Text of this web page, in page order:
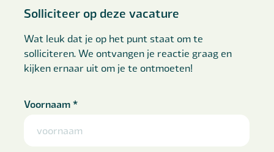
Solliciteer op deze vacature
Wat leuk dat je op het punt staat om te
solliciteren. We ontvangen je reactie graag en
kijken ernaar uit om je te ontmoeten!
Voornaam*